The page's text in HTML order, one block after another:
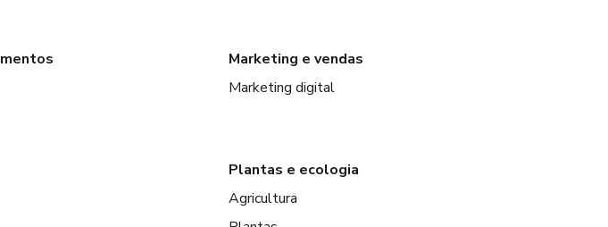
Marketing e vendas
Marketing digital
Plantas e ecologia
Agricultura